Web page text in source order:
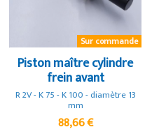
Sur commande
Piston maître cylindre
frein avant
R 2V - K 75 - K 100 - diamètre 13
mm
88,66 €